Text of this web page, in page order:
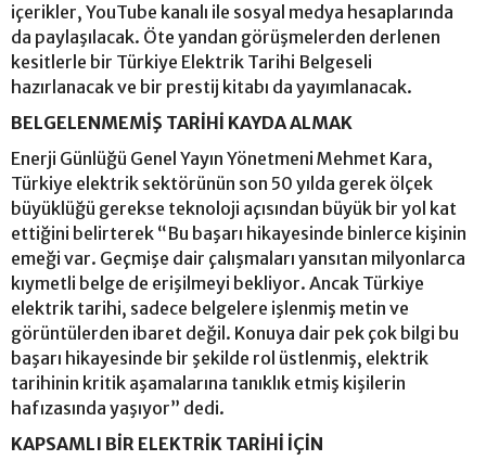
içerikler, YouTube kanalı ile sosyal medya hesaplarında
da paylaşılacak. Öte yandan görüşmelerden derlenen
kesitlerle bir Türkiye Elektrik Tarihi Belgeseli
hazırlanacak ve bir prestij kitabı da yayımlanacak.
BELGELENMEMİŞ TARİHİ KAYDA ALMAK
Enerji Günlüğü Genel Yayın Yönetmeni Mehmet Kara,
Türkiye elektrik sektörünün son 50 yılda gerek ölçek
büyüklüğü gerekse teknoloji açısından büyük bir yol kat
ettiğini belirterek “Bu başarı hikayesinde binlerce kişinin
emeği var. Geçmişe dair çalışmaları yansıtan milyonlarca
kıymetli belge de erişilmeyi bekliyor. Ancak Türkiye
elektrik tarihi, sadece belgelere işlenmiş metin ve
görüntülerden ibaret değil. Konuya dair pek çok bilgi bu
başarı hikayesinde bir şekilde rol üstlenmiş, elektrik
tarihinin kritik aşamalarına tanıklık etmiş kişilerin
hafızasında yaşıyor” dedi.
KAPSAMLI BİR ELEKTRİK TARİHİ İÇİN